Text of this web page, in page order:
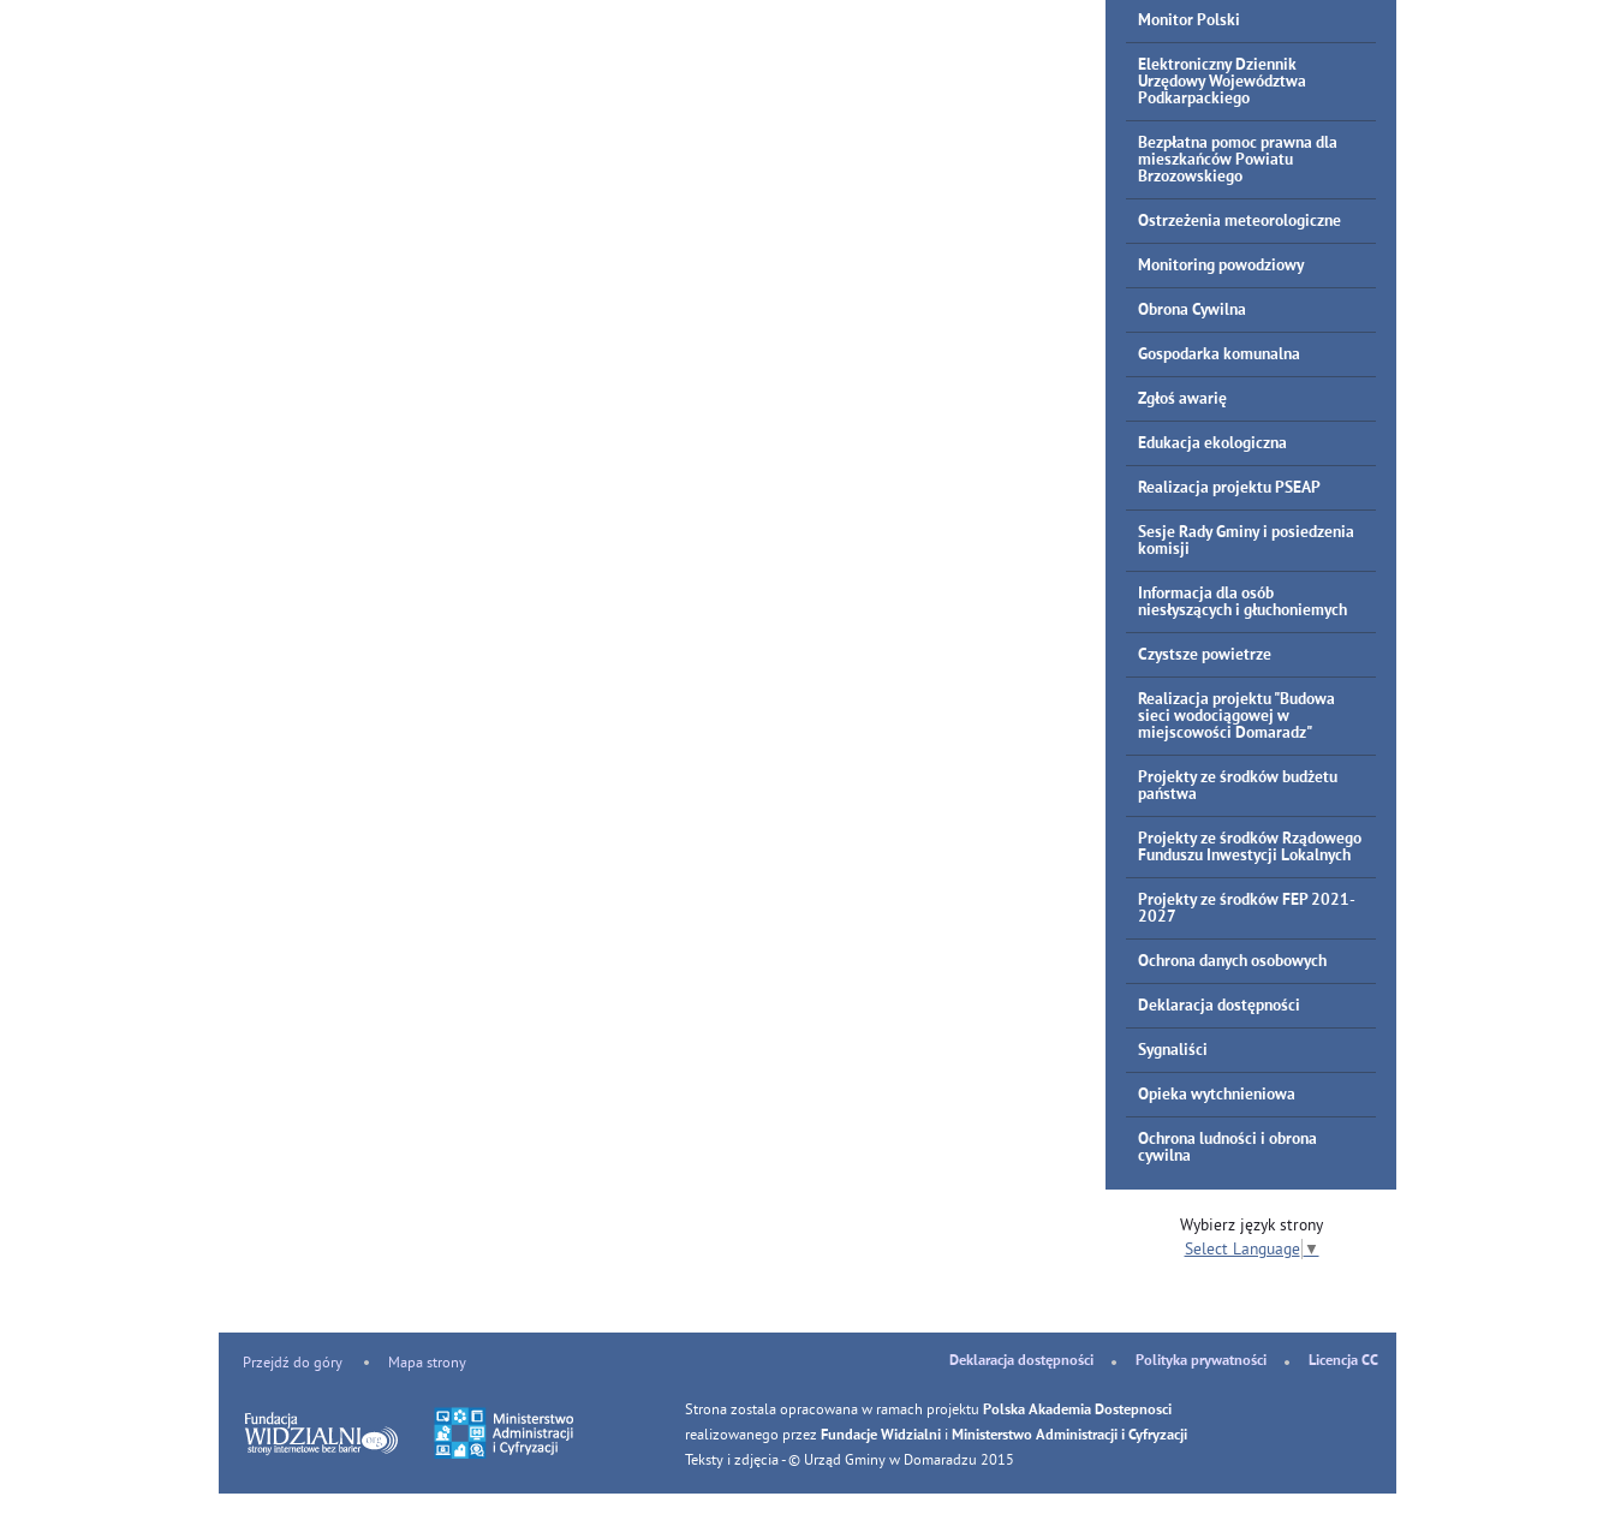
Monitor Polski
Elektroniczny Dziennik
Urzędowy Województwa
Podkarpackiego
Bezpłatna pomoc prawna dla
mieszkańców Powiatu
Brzozowskiego
Ostrzeżenia meteorologiczne
Monitoring powodziowy
Obrona Cywilna
Gospodarka komunalna
Zgłoś awarię
Edukacja ekologiczna
Realizacja projektu PSEAP
Sesje Rady Gminy i posiedzenia
komisji
Informacja dla osób
niesłyszących i głuchoniemych
Czystsze powietrze
Realizacja projektu "Budowa
sieci wodociągowej w
miejscowości Domaradz"
Projekty ze środków budżetu
państwa
Projekty ze środków Rządowego
Funduszu Inwestycji Lokalnych
Projekty ze środków FEP 2021-
2027
Ochrona danych osobowych
Deklaracja dostępności
Sygnaliści
Opieka wytchnieniowa
Ochrona ludności i obrona
cywilna
Wybierz język strony
Select Language ▼
Przejdź do góry Mapa strony Deklaracja dostępności Polityka prywatności Licencja CC
Strona zostala opracowana w ramach projektu Polska Akademia Dostepnosci
realizowanego przez Fundacje Widzialni i Ministerstwo Administracji i Cyfryzacji
Teksty i zdjęcia - © Urząd Gminy w Domaradzu 2015